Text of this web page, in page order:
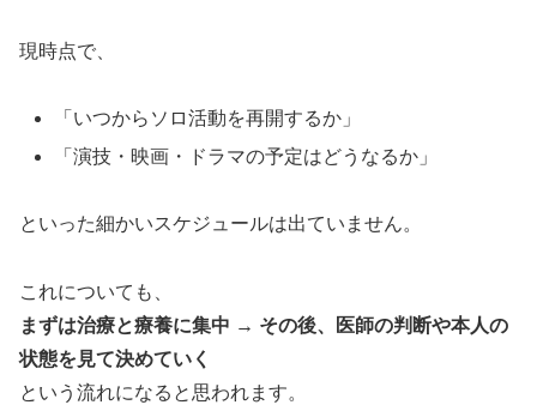
現時点で、
「いつからソロ活動を再開するか」
「演技・映画・ドラマの予定はどうなるか」
といった細かいスケジュールは出ていません。
これについても、
まずは治療と療養に集中 → その後、医師の判断や本人の
状態を見て決めていく
という流れになると思われます。